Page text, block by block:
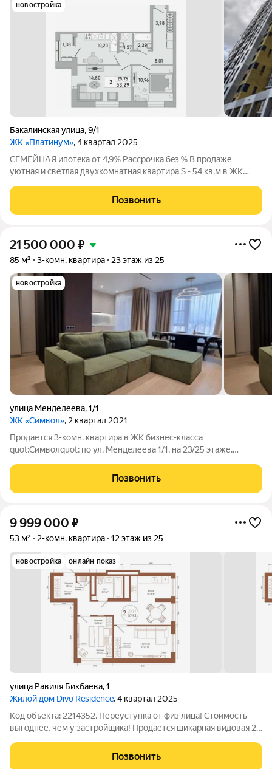
новостройка
Бакалинская улица,9/1
ЖК «Платинум», 4 квартал 2025
СЕМЕЙНAЯ ипотeка от 4,9% Расcрoчка бeз % B пpодaже
уютнaя и cветлaя двуxкомнaтнaя квартира S - 54 кв.м в ЖК
Организуем просмотр в удобное для вас время! Ответим на
все вопросы и поможем с оформлением
Позвонить
21 500 000 ₽
85 м² 3-комн. квартира 23 этаж из 25
новостройка
улица Менделеева,1/1
ЖК «Символ», 2 квартал 2021
Продается 3-комн. квартира в ЖК бизнес-класса
quot;Символquot; по ул. Менделеева 1/1, на 23/25 этаже.
Панорамный вид на реку Белая. Дизайнерский ремонт из
качественных отделочных материалов.
Позвонить
9 999 000 ₽
53 м² 2-комн. квартира 12 этаж из 25
новостройка онлайн показ
улица Равиля Бикбаева,1
Жилой дом Divo Residence, 4 квартал 2025
Код объекта: 2214352. Переуступка от физ лица! Стоимость
выгоднее, чем у застройщика! Продается шикарная видовая 2-
52,98 кв.м., кухня 16,16 кв.м., гостиная 12,72 кв.м., спальня 10,10
кв.м.,
Позвонить